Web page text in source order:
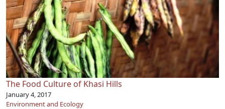
The Food Culture of Khasi Hills
January 4, 2017
Environment and Ecology